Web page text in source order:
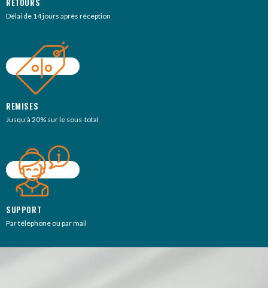
Délai de 14 jours après réception
REMISES
Jusqu’à 20% sur le sous-total
SUPPORT
Par téléphone ou par mail